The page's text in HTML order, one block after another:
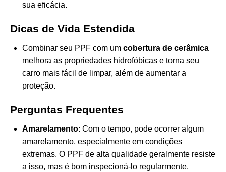
sua eficácia.
Dicas de Vida Estendida
Combinar seu PPF com um cobertura de cerâmica
melhora as propriedades hidrofóbicas e torna seu
carro mais fácil de limpar, além de aumentar a
proteção.
Perguntas Frequentes
Amarelamento: Com o tempo, pode ocorrer algum
amarelamento, especialmente em condições
extremas. O PPF de alta qualidade geralmente resiste
a isso, mas é bom inspecioná-lo regularmente.